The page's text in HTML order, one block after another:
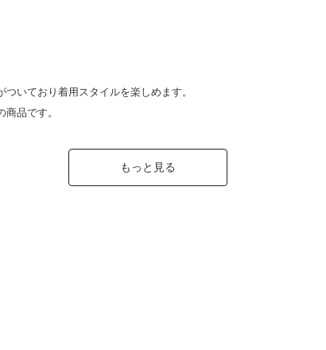
いており着用スタイルを楽しめます。
品です。
もっと見る